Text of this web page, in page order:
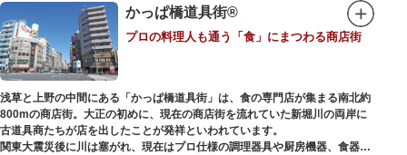
養する最高の祈祷法。心願成就の力があると考えられており、依頼すると7
日間毎朝祈祷していただけます。また、浅草名所七福神のひとつとしても知
られ、毘沙門天が祀られています。
かっぱ橋道具街®
プロの料理人も通う「食」にまつわる商店街
浅草と上野の中間にある「かっぱ橋道具街」は、食の専門店が集まる南北約
800mの商店街。大正の初めに、現在の商店街を流れていた新堀川の両岸に
古道具商たちが店を出したことが発祥といわれています。
関東大震災後に川は塞がれ、現在はプロ仕様の調理器具や厨房機器、食器、